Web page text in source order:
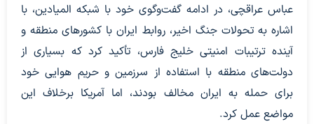
عباس عراقچی، در ادامه گفت‌وگوی خود با شبکه المیادین، با
اشاره به تحولات جنگ اخیر، روابط ایران با کشورهای منطقه و
آینده ترتیبات امنیتی خلیج فارس، تأکید کرد که بسیاری از
دولت‌های منطقه با استفاده از سرزمین و حریم هوایی خود
برای حمله به ایران مخالف بودند، اما آمریکا برخلاف این
مواضع عمل کرد.